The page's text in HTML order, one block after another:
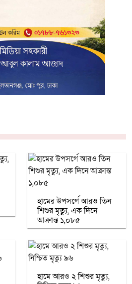
হামের উপসর্গে আরও তিন
শিশুর মৃত্যু, এক দিনে
আক্রান্ত ১,০৮৫
হামে আরও ২ শিশুর মৃত্যু,